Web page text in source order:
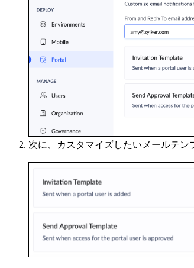
次に、カスタマイズしたいメールテン